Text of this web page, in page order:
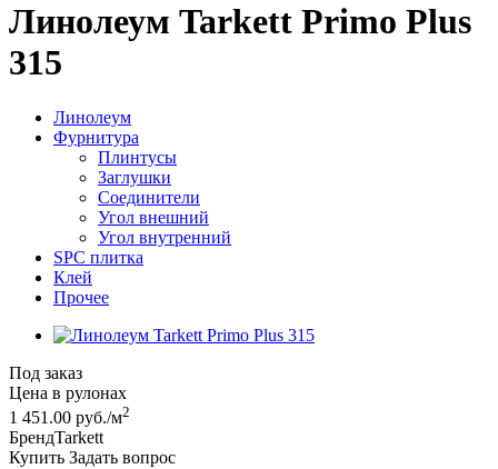
Линолеум Tarkett Primo Plus
315
Линолеум
Фурнитура
Плинтусы
Заглушки
Соединители
Угол внешний
Угол внутренний
SPC плитка
Клей
Прочее
Под заказ
Цена в рулонах
1 451.00 руб./м2
БрендTarkett
Купить Задать вопрос